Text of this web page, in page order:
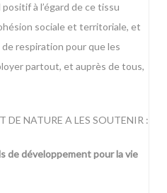
à l’égard de ce tissu
sociale et territoriale, et
respiration pour que les
partout, et auprès de tous,
DE NATURE A LES SOUTENIR :
de développement pour la vie